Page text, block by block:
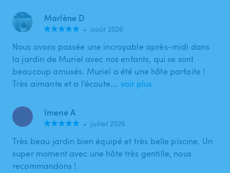
Marlène D
• août 2026
Nous avons passée une incroyable après-midi dans
la jardin de Muriel avec nos enfants, qui se sont
beaucoup amusés. Muriel a été une hôte parfaite !
Très aimante et a l’écoute.… voir plus
Imene A
• juillet 2026
Très beau jardin bien équipé et très belle piscine. Un
super moment avec une hôte très gentille, nous
recommandons !